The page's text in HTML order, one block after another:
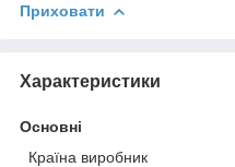
Приховати
Характеристики
Основні
Країна виробник